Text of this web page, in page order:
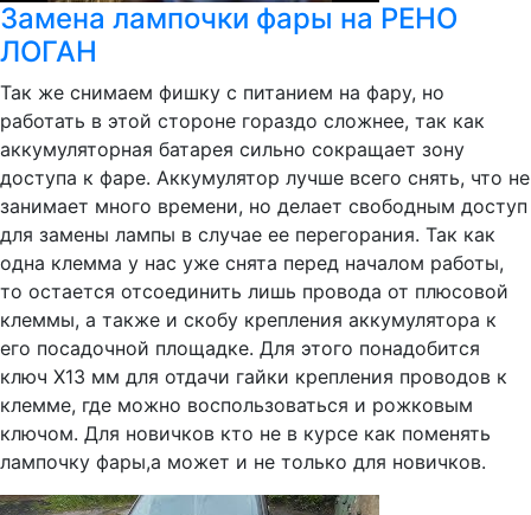
Замена лампочки фары на РЕНО
ЛОГАН
Так же снимаем фишку с питанием на фару, но
работать в этой стороне гораздо сложнее, так как
аккумуляторная батарея сильно сокращает зону
доступа к фаре. Аккумулятор лучше всего снять, что не
занимает много времени, но делает свободным доступ
для замены лампы в случае ее перегорания. Так как
одна клемма у нас уже снята перед началом работы,
то остается отсоединить лишь провода от плюсовой
клеммы, а также и скобу крепления аккумулятора к
его посадочной площадке. Для этого понадобится
ключ Х13 мм для отдачи гайки крепления проводов к
клемме, где можно воспользоваться и рожковым
ключом. Для новичков кто не в курсе как поменять
лампочку фары,а может и не только для новичков.